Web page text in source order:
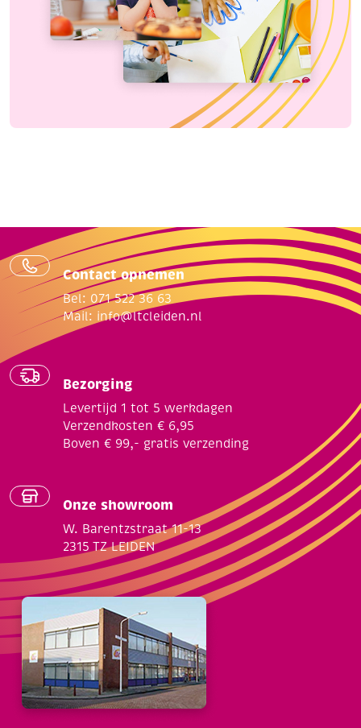
Contact opnemen
Bel: 071 522 36 63
Mail: info@ltcleiden.nl
Bezorging
Levertijd 1 tot 5 werkdagen
Verzendkosten € 6,95
Boven € 99,- gratis verzending
Onze showroom
W. Barentzstraat 11-13
2315 TZ LEIDEN